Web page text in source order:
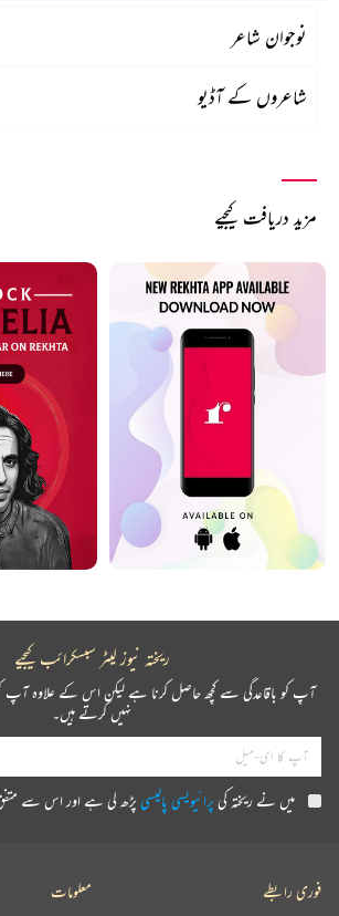
نوجوان شاعر
شاعروں کے آڈیو
مزید دریافت کیجیے
ریختہ نیوز لیٹر سبسکرائب کیجیے
آپ کو باقاعدگی سے کچھ حاصل کرنا ہے لیکن اس کے علاوہ آپ
نہیں کرتے ہیں۔
میں نے ریختہ کی پرائیویسی پالیسی پڑھ لی ہے اور اس سے
فوری رابطے معلومات